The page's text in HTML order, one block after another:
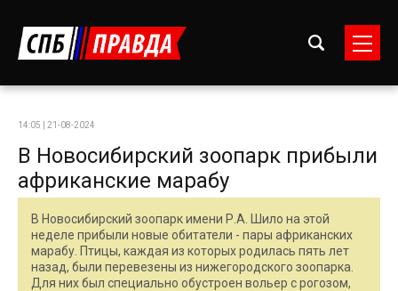
14:05 | 21-08-2024
В Новосибирский зоопарк прибыли
африканские марабу
В Новосибирский зоопарк имени Р.А. Шило на этой
неделе прибыли новые обитатели - пары африканских
марабу. Птицы, каждая из которых родилась пять лет
назад, были перевезены из нижегородского зоопарка.
Для них был специально обустроен вольер с рогозом,